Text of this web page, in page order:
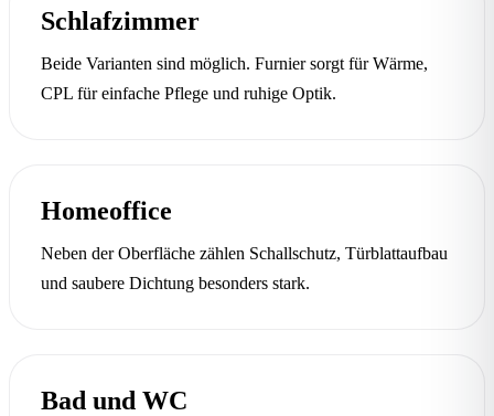
Schlafzimmer
Beide Varianten sind möglich. Furnier sorgt für Wärme,
CPL für einfache Pflege und ruhige Optik.
Homeoffice
Neben der Oberfläche zählen Schallschutz, Türblattaufbau
und saubere Dichtung besonders stark.
Bad und WC